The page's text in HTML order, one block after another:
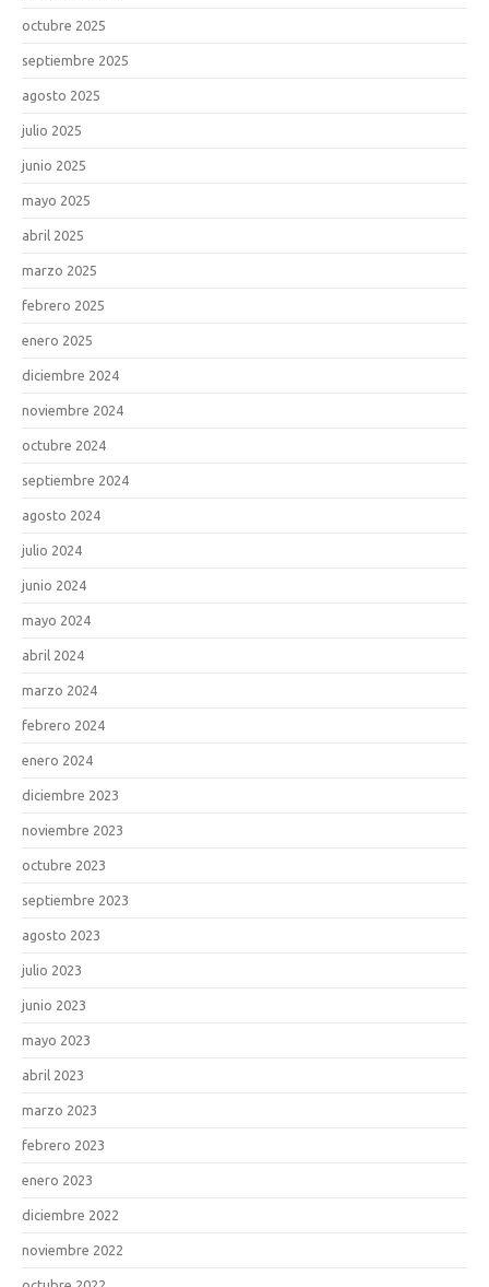
octubre 2025
septiembre 2025
agosto 2025
julio 2025
junio 2025
mayo 2025
abril 2025
marzo 2025
febrero 2025
enero 2025
diciembre 2024
noviembre 2024
octubre 2024
septiembre 2024
agosto 2024
julio 2024
junio 2024
mayo 2024
abril 2024
marzo 2024
febrero 2024
enero 2024
diciembre 2023
noviembre 2023
octubre 2023
septiembre 2023
agosto 2023
julio 2023
junio 2023
mayo 2023
abril 2023
marzo 2023
febrero 2023
enero 2023
diciembre 2022
noviembre 2022